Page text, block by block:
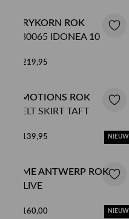
DRYKORN ROK
130065 IDONEA 10
€ 219,95
EMOTIONS ROK
BELT SKIRT TAFT
€ 139,95 NIEUW
AME ANTWERP ROK
OLIVE
€ 160,00 NIEUW